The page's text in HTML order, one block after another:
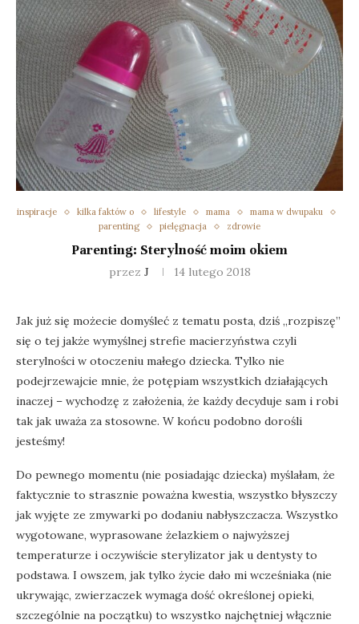
inspiracje kilka faktów o lifestyle mama
mama w dwupaku
parenting
pielęgnacja zdrowie
Parenting: Sterylność moim okiem
przez J 14 lutego 2018
Jak już się możecie domyśleć z tematu posta, dziś „rozpiszę”
się o tej jakże wymyślnej strefie macierzyństwa czyli
sterylności w otoczeniu małego dziecka. Tylko nie
podejrzewajcie mnie, że potępiam wszystkich działających
inaczej – wychodzę z założenia, że każdy decyduje sam i robi
tak jak uważa za stosowne. W końcu podobno dorośli
jesteśmy!
Do pewnego momentu (nie posiadając dziecka) myślałam, że
faktycznie to strasznie poważna kwestia, wszystko błyszczy
jak wyjęte ze zmywarki po dodaniu nabłyszczacza. Wszystko
wygotowane, wyprasowane żelazkiem o najwyższej
temperaturze i oczywiście sterylizator jak u dentysty to
podstawa. I owszem, jak tylko życie dało mi wcześniaka (nie
ukrywając, zwierzaczek wymaga dość określonej opieki,
szczególnie na początku) to wszystko najchętniej włącznie